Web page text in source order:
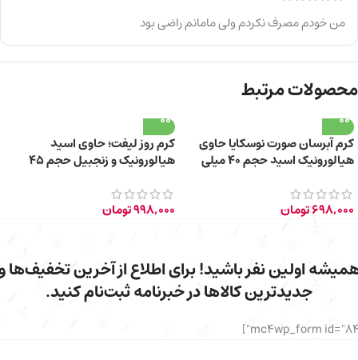
من خودم مصرف نکردم ولی مامانم راضی بود
محصولات مرتبط
کرم آبرسان صورت نوسکایا حاوی
هیالورونیک اسید حجم 40 میلی
698,000تومان
کرم روز لیفت؛ حاوی اسید
هیالورونیک و زنجبیل حجم 45
998,000تومان
اولین نفر باشید! برای اطلاع از آخرین تخفیف‌ها
جدیدترین کالاها در خبرنامه ثبت‌نام کنید.